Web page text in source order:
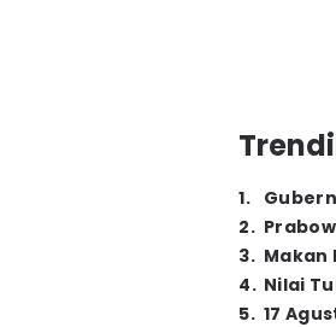
1.
2.
3. Makan
4. Nilai
5. 17